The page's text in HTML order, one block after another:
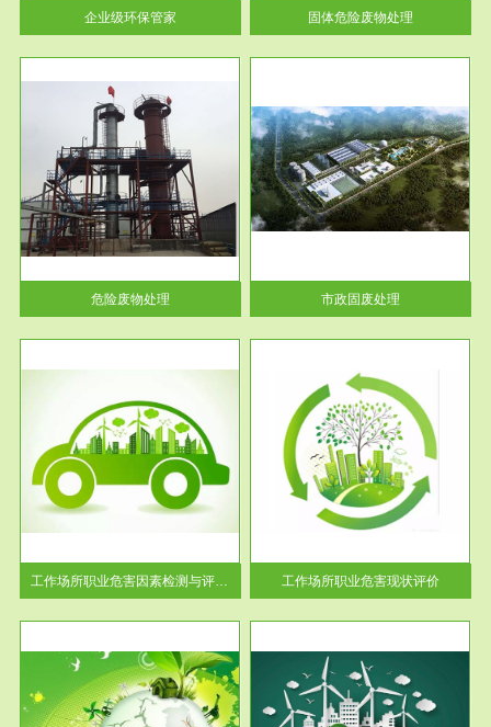
企业级环保管家 固体危险废物处理
危险废物处理
服务范围
市政固废处理
蔚蓝生态环境科技所从事的市政
废物处理业务包括市政废物的处
理处...
市政固废处理
工作场所职业危害因素检测与评价...
服务范围
工作场所职业危害现状评价
【现状评价意义】：具体因素---
-通过质谱分析等多种手段明确
工作场...
工作场所职业危害现状评价
服务范围